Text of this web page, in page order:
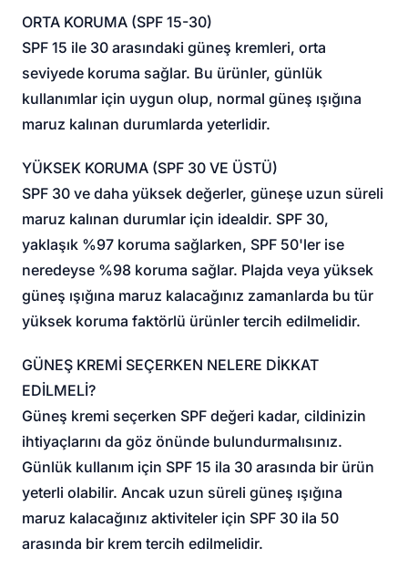
ORTA KORUMA (SPF 15-30)
SPF 15 ile 30 arasındaki güneş kremleri, orta
seviyede koruma sağlar. Bu ürünler, günlük
kullanımlar için uygun olup, normal güneş ışığına
maruz kalınan durumlarda yeterlidir.
YÜKSEK KORUMA (SPF 30 VE ÜSTÜ)
SPF 30 ve daha yüksek değerler, güneşe uzun süreli
maruz kalınan durumlar için idealdir. SPF 30,
yaklaşık %97 koruma sağlarken, SPF 50'ler ise
neredeyse %98 koruma sağlar. Plajda veya yüksek
güneş ışığına maruz kalacağınız zamanlarda bu tür
yüksek koruma faktörlü ürünler tercih edilmelidir.
GÜNEŞ KREMİ SEÇERKEN NELERE DİKKAT
EDİLMELİ?
Güneş kremi seçerken SPF değeri kadar, cildinizin
ihtiyaçlarını da göz önünde bulundurmalısınız.
Günlük kullanım için SPF 15 ila 30 arasında bir ürün
yeterli olabilir. Ancak uzun süreli güneş ışığına
maruz kalacağınız aktiviteler için SPF 30 ila 50
arasında bir krem tercih edilmelidir.